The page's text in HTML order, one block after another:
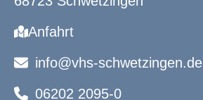
Anfahrt
info@vhs-schwetzingen.de
06202 2095-0